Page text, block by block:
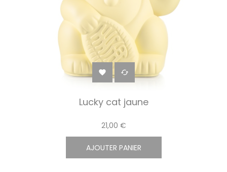
 
Lucky cat jaune
21,00 €
AJOUTER PANIER